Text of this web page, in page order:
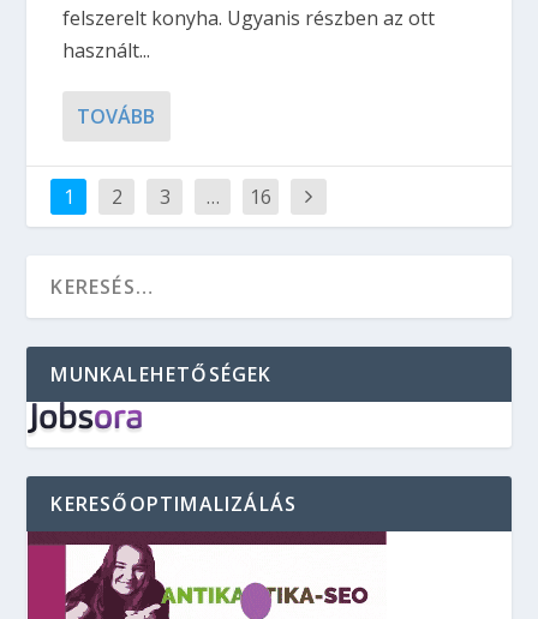
felszerelt konyha. Ugyanis részben az ott
használt...
TOVÁBB
1 2 3 … 16
MUNKALEHETŐSÉGEK
KERESŐOPTIMALIZÁLÁS